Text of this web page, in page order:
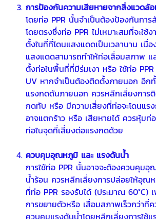
การป้องกันความเสียหายจากสิ่งแวดล้
โดยท่อ PPR นั้นจำเป็นต้องป้องกันกา
โดยตรงซึ่งท่อ PPR ไม่เหมาะสมที่จะใ
ตั้งในที่ที่โดนแสงแดดเป็นเวลานาน เนื่
แสงแดดสามารถทำให้ท่อเสื่อมสภาพ
ตั้งท่อในพื้นที่ที่มีร่มเงา หรือ ใช้ท่อ
UV หากจำเป็นต้องติดตั้งภายนอก อีก
แรงกดดันภายนอก ควรหลีกเลี่ยงการ
กดทับ หรือ มีความเสี่ยงที่ท่อจะโดนแรง
อาจแตกร้าว หรือ เสียหายได้ ควรหุ้มท่
ท่อในจุดที่เสี่ยงต่อแรงกดด้วย
ควบคุมอุณหภูมิ และ แรงดันน้ำ
การใช้ท่อ PPR นั้นอาจจะต้องควบคุมอุ
น้ำร้อน ควรหลีกเลี่ยงการปล่อยให้อุณ
ที่ท่อ PPR รองรับได้ (ประมาณ 60°C) เ
การขยายตัวหรือ เสื่อมสภาพเร็วกว่าที่
ควบคุมแรงดันน้ำโดยหลีกเลี่ยงการใช้แ